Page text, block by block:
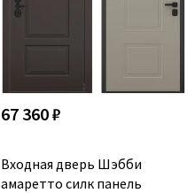
67 360 ₽
Входная дверь Шэбби
амаретто силк панель